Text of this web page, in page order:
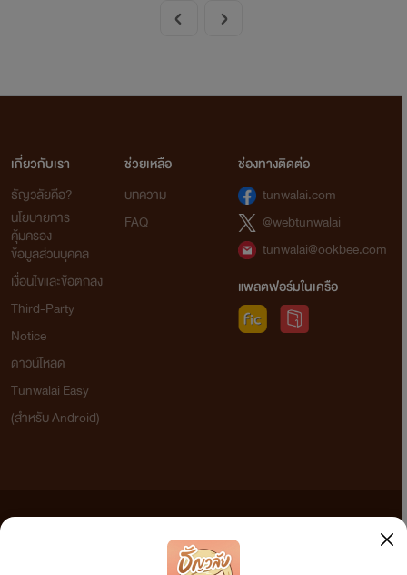
เกี่ยวกับเรา
ธัญวลัยคือ?
นโยบายการ
คุ้มครอง
ข้อมูลส่วนบุคคล
เงื่อนไขและข้อตกลง
Third-Party
Notice
ดาวน์โหลด
Tunwalai Easy
(สำหรับ Android)
ช่วยเหลือ
บทความ
FAQ
ช่องทางติดต่อ
tunwalai.com
@webtunwalai
tunwalai@ookbee.com
แพลตฟอร์มในเครือ
เว็บไซต์แห่งนี้ไม่ได้เห็นด้วยและไม่ขอรับผิดชอบต่อข้อความใดๆ ทั้งสิ้น ดังนั้นผู้อ่านทุกท่านโปรดใช้
วิจารณญาณในการกลั่นกรองด้วยตนเอง และหากท่านพบข้อความใดๆ ที่ขัดต่อกฎหมายและศีลธรรม